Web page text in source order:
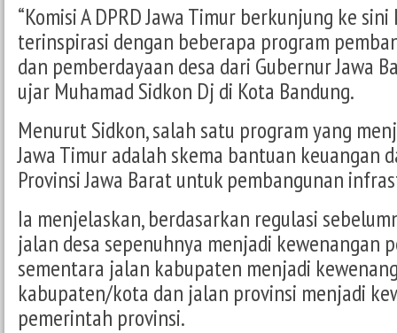
“Komisi A DPRD Jawa Timur berkunjung ke
terinspirasi dengan beberapa program
dan pemberdayaan desa dari Gubernur Jawa
ujar Muhamad Sidkon Dj di Kota Bandung.
Menurut Sidkon, salah satu program yang
Jawa Timur adalah skema bantuan keuangan
Provinsi Jawa Barat untuk pembangunan
Ia menjelaskan, berdasarkan regulasi
jalan desa sepenuhnya menjadi kewenangan
sementara jalan kabupaten menjadi
kabupaten/kota dan jalan provinsi menjadi
pemerintah provinsi.